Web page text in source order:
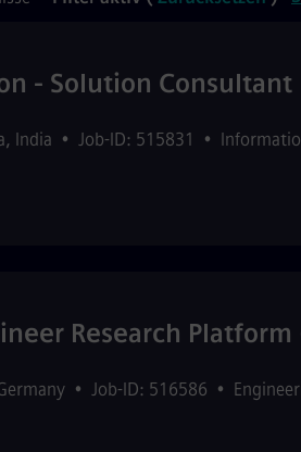
- Solution Consultant
, India • Job-ID: 515831 •
Research
• Job-ID: 516586 •